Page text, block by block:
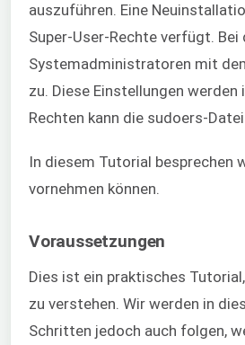
auszuführen. Eine
Super-User-Rechte verfügt.
Systemadministratoren mit
zu. Diese Einstellungen werden
Rechten kann die sudoers-
In diesem Tutorial besprechen
vornehmen können.
Voraussetzungen
Dies ist ein praktisches
zu verstehen. Wir werden in
Schritten jedoch auch folgen,